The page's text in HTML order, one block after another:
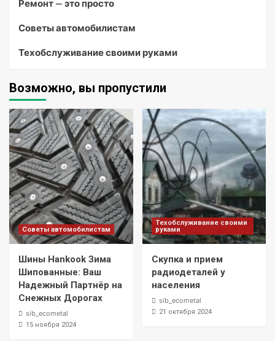
Ремонт — это просто
Советы автомобилистам
Техобслуживание своими руками
Возможно, вы пропустили
Советы автомобилистам
Шины Hankook Зима
Шипованные: Ваш
Надежный Партнёр на
Снежных Дорогах
sib_ecometal
15 ноября 2024
Техобслуживание своими
руками
Скупка и прием
радиодеталей у
населения
sib_ecometal
21 октября 2024